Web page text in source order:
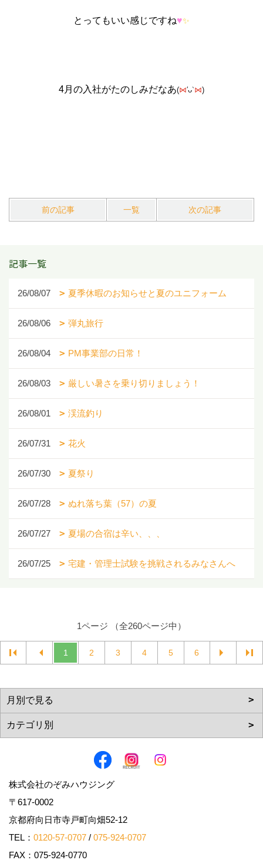
とってもいい感じですね♥✨
4月の入社がたのしみだなあ(⋈′ᴗ‵⋈)
前の記事 一覧 次の記事
記事一覧
26/08/07 夏季休暇のお知らせと夏のユニフォーム
26/08/06 弾丸旅行
26/08/04 PM事業部の日常！
26/08/03 厳しい暑さを乗り切りましょう！
26/08/01 渓流釣り
26/07/31 花火
26/07/30 夏祭り
26/07/28 ぬれ落ち葉（57）の夏
26/07/27 夏場の合宿は辛い、、、
26/07/25 宅建・管理士試験を挑戦されるみなさんへ
1ページ （全260ページ中）
1 2 3 4 5 6
株式会社のぞみハウジング
〒617-0002
京都府向日市寺戸町向畑52-12
TEL： 0120-57-0707 / 075-924-0707
FAX：075-924-0770